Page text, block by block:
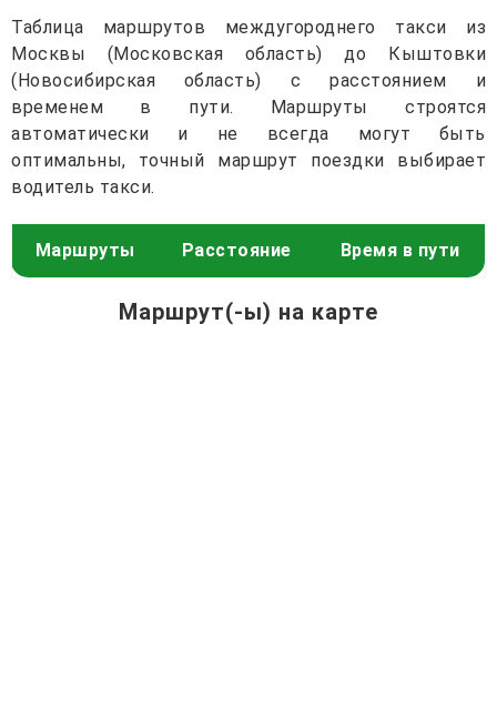
Таблица маршрутов междугороднего такси из
Москвы (Московская область) до Кыштовки
(Новосибирская область) с расстоянием и
временем в пути. Маршруты строятся
автоматически и не всегда могут быть
оптимальны, точный маршрут поездки выбирает
водитель такси.
Маршруты Расстояние Время в пути
Маршрут(-ы) на карте